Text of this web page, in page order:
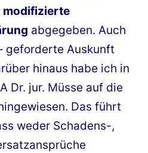
modifizierte
abgegeben. Auch
geforderte Auskunft
hinaus habe ich in
Dr. jur. Müsse auf die
Das führt
weder Schadens-,